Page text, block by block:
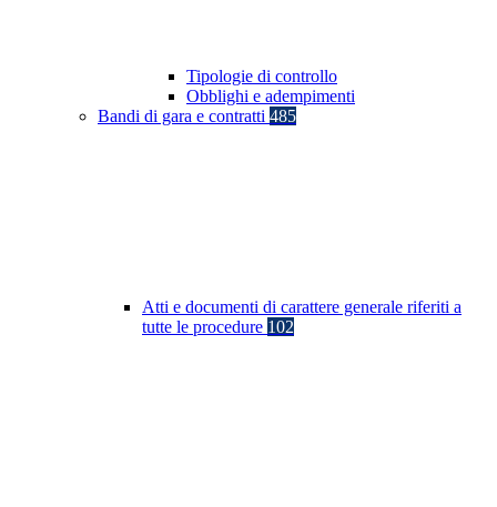
Tipologie di controllo
Obblighi e adempimenti
Bandi di gara e contratti 485
Atti e documenti di carattere generale riferiti a
tutte le procedure 102